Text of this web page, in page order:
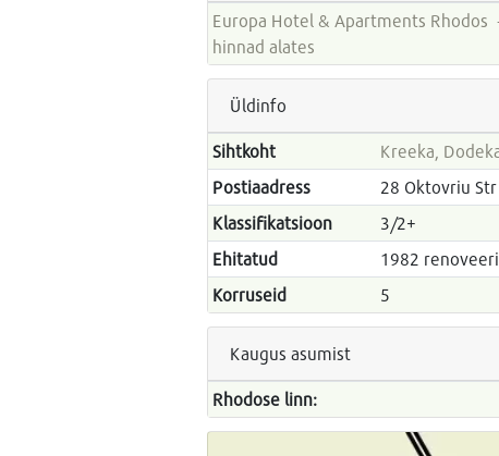
Europa Hotel & Apartments Rhodos - Paketireiside
hinnad alates
Üldinfo
Sihtkoht
Kreeka,
Postiaadress
28 Oktovriu
Klassifikatsioon
3/2+
Ehitatud
1982
Korruseid
5
Kaugus asumist
Rhodose linn: